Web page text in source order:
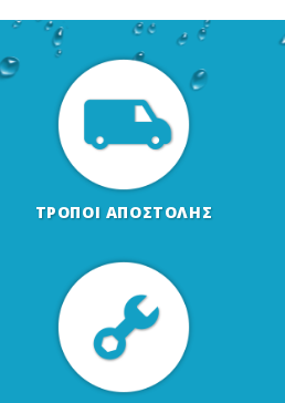
ΤΡΟΠΟΙ ΑΠΟΣΤΟΛΗΣ